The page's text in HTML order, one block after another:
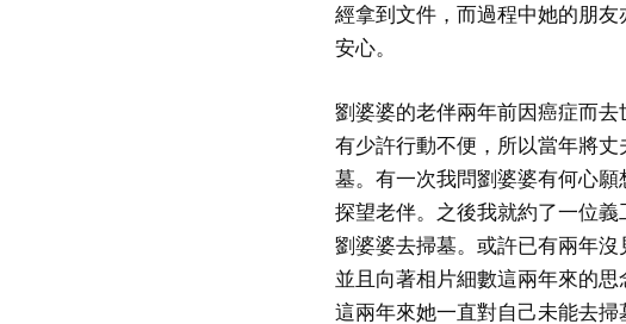
經拿到文件，而過程中她的朋
安心。
劉婆婆的老伴兩年前因癌症而
有少許行動不便，所以當年將
墓。有一次我問劉婆婆有何心
探望老伴。之後我就約了一位
劉婆婆去掃墓。或許已有兩年
並且向著相片細數這兩年來的
這兩年來她一直對自己未能去